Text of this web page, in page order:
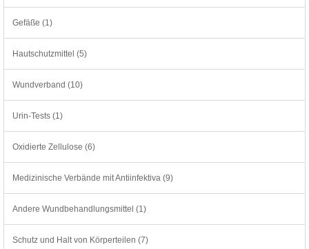
Gefäße (1)
Hautschutzmittel (5)
Wundverband (10)
Urin-Tests (1)
Oxidierte Zellulose (6)
Medizinische Verbände mit Antiinfektiva (9)
Andere Wundbehandlungsmittel (1)
Schutz und Halt von Körperteilen (7)